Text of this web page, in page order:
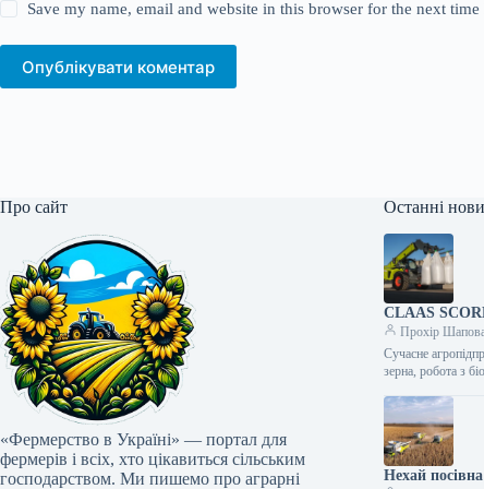
Save my name, email and website in this browser for the next
Опублікувати коментар
Про сайт
«Фермерство в Україні» — портал для
фермерів і всіх, хто цікавиться сільським
господарством. Ми пишемо про аграрні
Останні
CLAAS
Прохір
Сучасне
зерна, робота з
Нехай